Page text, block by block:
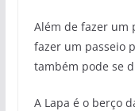
Além de fazer um
fazer um passeio
também pode se
A Lapa é o berço